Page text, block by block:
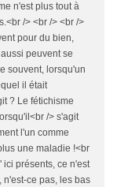
n'est plus tout à
/> <br /> <br />
pour du bien,
peuvent se
souvent, lorsqu'un
il était
? Le fétichisme
/> s'agit
l'un comme
une maladie !<br
ici présents, ce n'est
n'est-ce pas, les bas